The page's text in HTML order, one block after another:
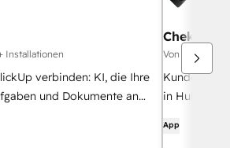
Installationen
verbinden: KI, die Ihre
und Dokumente an
Chekkit
Von Chekkit
Kunden
in HubSpot
App